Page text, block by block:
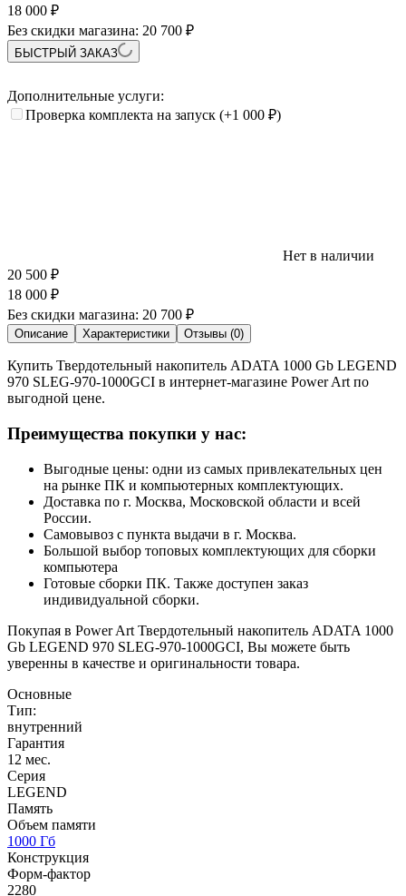
18 000 ₽
Без скидки магазина: 20 700 ₽
БЫСТРЫЙ ЗАКАЗ
Дополнительные услуги:
Проверка комплекта на запуск (+1 000 ₽)
Нет в наличии
20 500 ₽
18 000 ₽
Без скидки магазина: 20 700 ₽
Описание Характеристики Отзывы (0)
Купить Твердотельный накопитель ADATA 1000 Gb LEGEND
970 SLEG-970-1000GCI в интернет-магазине Power Art по
выгодной цене.
Преимущества покупки у нас:
Выгодные цены: одни из самых привлекательных цен
на рынке ПК и компьютерных комплектующих.
Доставка по г. Москва, Московской области и всей
России.
Самовывоз с пункта выдачи в г. Москва.
Большой выбор топовых комплектующих для сборки
компьютера
Готовые сборки ПК. Также доступен заказ
индивидуальной сборки.
Покупая в Power Art Твердотельный накопитель ADATA 1000
Gb LEGEND 970 SLEG-970-1000GCI, Вы можете быть
уверенны в качестве и оригинальности товара.
Основные
Тип:
внутренний
Гарантия
12 мес.
Серия
LEGEND
Память
Объем памяти
1000 Гб
Конструкция
Форм-фактор
2280